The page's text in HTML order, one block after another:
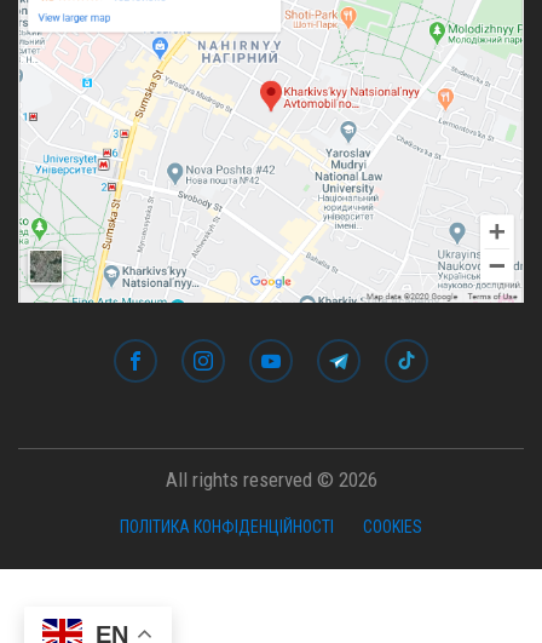
EN
All rights reserved © 2026
ПОЛІТИКА КОНФІДЕНЦІЙНОСТІ COOKIES